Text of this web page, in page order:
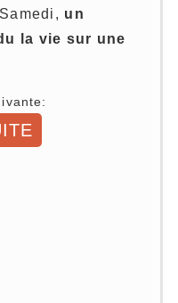
un
la vie sur une